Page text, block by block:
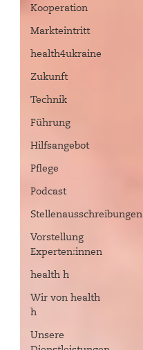
Kooperation
Markteintritt
health4ukraine
Zukunft
Technik
Führung
Hilfsangebot
Pflege
Podcast
Stellenausschreibungen
Vorstellung
Experten:innen
health h
Wir von health
h
Unsere